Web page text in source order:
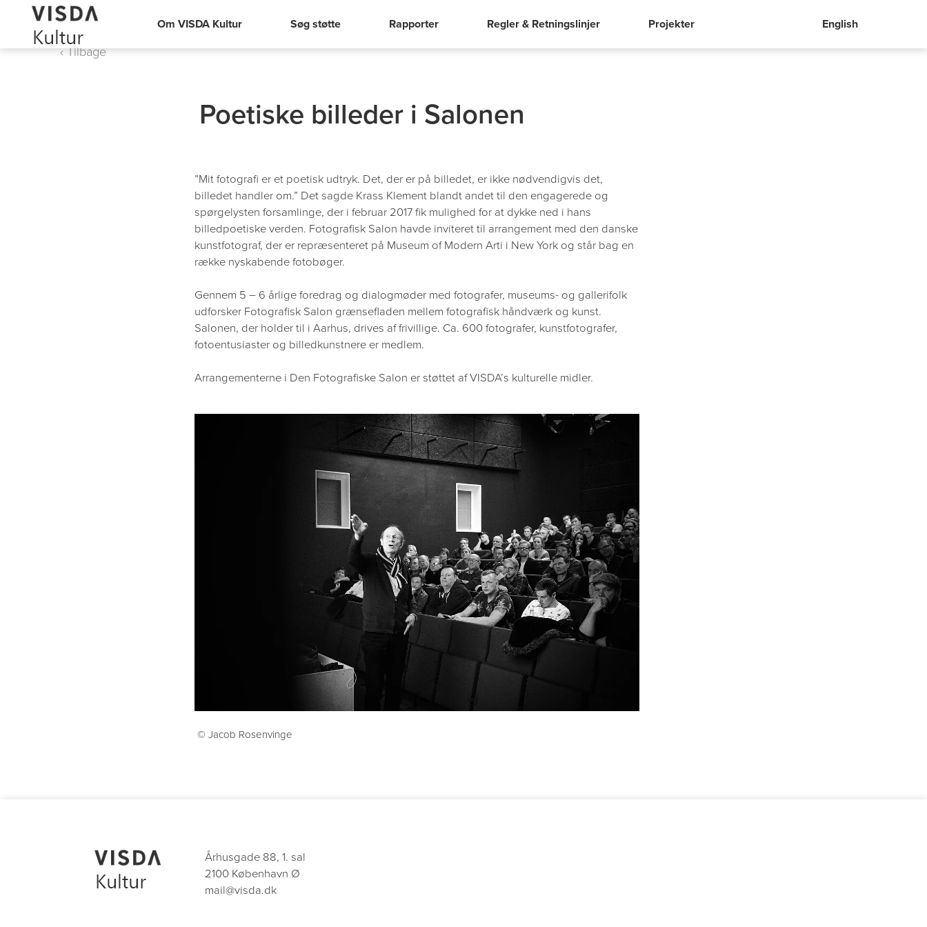
Om VISDA Kultur Søg støtte Rapporter Regler & Retningslinjer Projekter English
‹ Tilbage
Poetiske billeder i Salonen
”Mit fotografi er et poetisk udtryk. Det, der er på billedet, er ikke nødvendigvis det,
billedet handler om.” Det sagde Krass Klement blandt andet til den engagerede og
spørgelysten forsamlinge, der i februar 2017 fik mulighed for at dykke ned i hans
billedpoetiske verden. Fotografisk Salon havde inviteret til arrangement med den danske
kunstfotograf, der er repræsenteret på Museum of Modern Arti i New York og står bag en
række nyskabende fotobøger.
Gennem 5 – 6 årlige foredrag og dialogmøder med fotografer, museums- og gallerifolk
udforsker Fotografisk Salon grænsefladen mellem fotografisk håndværk og kunst.
Salonen, der holder til i Aarhus, drives af frivillige. Ca. 600 fotografer, kunstfotografer,
fotoentusiaster og billedkunstnere er medlem.
Arrangementerne i Den Fotografiske Salon er støttet af VISDA’s kulturelle midler.
© Jacob Rosenvinge
Århusgade 88, 1. sal
2100 København Ø
mail@visda.dk